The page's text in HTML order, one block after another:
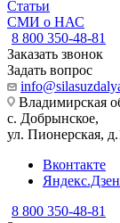
Статьи
СМИ о НАС
8 800 350-48-81
Заказать звонок
Задать вопрос
Владимирская
с. Добрынское,
ул. Пионерская,
Вконтакте
Яндекс.Дзен
8 800 350-48-81